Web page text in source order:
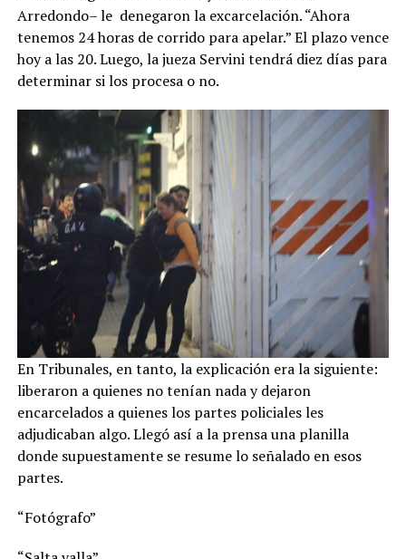
Arredondo– le denegaron la excarcelación. “Ahora
tenemos 24 horas de corrido para apelar.” El plazo vence
hoy a las 20. Luego, la jueza Servini tendrá diez días para
determinar si los procesa o no.
En Tribunales, en tanto, la explicación era la siguiente:
liberaron a quienes no tenían nada y dejaron
encarcelados a quienes los partes policiales les
adjudicaban algo. Llegó así a la prensa una planilla
donde supuestamente se resume lo señalado en esos
partes.
“Fotógrafo”